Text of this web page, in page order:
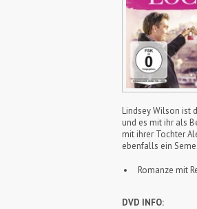
Lindsey Wilson ist
und es mit ihr als
mit ihrer Tochter
ebenfalls ein
Romanze mit
DVD INFO: